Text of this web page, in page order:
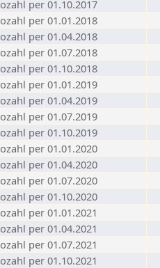
per 01.10.2017
per 01.01.2018
per 01.04.2018
per 01.07.2018
per 01.10.2018
per 01.01.2019
per 01.04.2019
per 01.07.2019
per 01.10.2019
per 01.01.2020
per 01.04.2020
per 01.07.2020
per 01.10.2020
per 01.01.2021
per 01.04.2021
per 01.07.2021
per 01.10.2021